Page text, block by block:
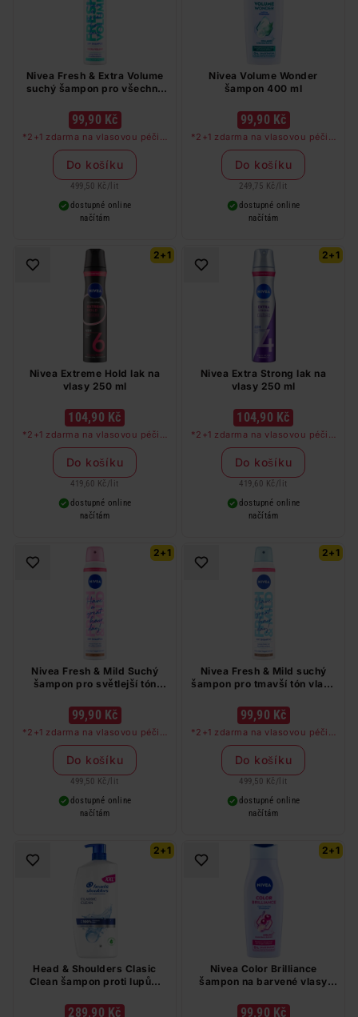
Nivea Fresh & Extra Volume
suchý šampon pro všechny
99,90 Kč
*2+1 zdarma na vlasovou péči v
libovolné kombinaci, nejlevnější
produkt zdarma. Neplatí na
barvy na vlasy a cestovní balení.
Do košíku
499,50 Kč / lit
dostupné online
načítám
Nivea Volume Wonder
šampon 400 ml
99,90 Kč
*2+1 zdarma na vlasovou péči v
libovolné kombinaci, nejlevnější
produkt zdarma. Neplatí na
barvy na vlasy a cestovní balení.
Do košíku
249,75 Kč / lit
dostupné online
načítám
2+1
Nivea Extreme Hold lak na
vlasy 250 ml
104,90 Kč
*2+1 zdarma na vlasovou péči v
libovolné kombinaci, nejlevnější
produkt zdarma. Neplatí na
barvy na vlasy a cestovní balení.
Do košíku
419,60 Kč / lit
dostupné online
načítám
2+1
Nivea Extra Strong lak na
vlasy 250 ml
104,90 Kč
*2+1 zdarma na vlasovou péči v
libovolné kombinaci, nejlevnější
produkt zdarma. Neplatí na
barvy na vlasy a cestovní balení.
Do košíku
419,60 Kč / lit
dostupné online
načítám
2+1
Nivea Fresh & Mild Suchý
šampon pro světlejší tón
99,90 Kč
*2+1 zdarma na vlasovou péči v
libovolné kombinaci, nejlevnější
produkt zdarma. Neplatí na
barvy na vlasy a cestovní balení.
Do košíku
499,50 Kč / lit
dostupné online
načítám
2+1
Nivea Fresh & Mild suchý
šampon pro tmavší tón vlasů
99,90 Kč
*2+1 zdarma na vlasovou péči v
libovolné kombinaci, nejlevnější
produkt zdarma. Neplatí na
barvy na vlasy a cestovní balení.
Do košíku
499,50 Kč / lit
dostupné online
načítám
2+1
Head & Shoulders Clasic
Clean šampon proti lupům
289,90 Kč
2+1
Nivea Color Brilliance
šampon na barvené vlasy
99,90 Kč